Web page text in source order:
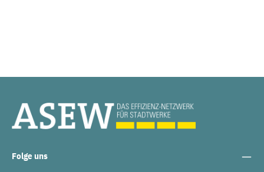
Folge uns